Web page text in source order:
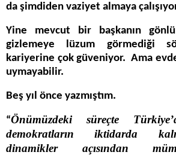
da şimdiden vaziyet almaya
Yine mevcut bir başkanın
gizlemeye lüzum görmediği
kariyerine çok güveniyor. Ama
uymayabilir.
Beş yıl önce yazmıştım.
“Önümüzdeki süreçte
demokratların iktidarda
dinamikler açısından